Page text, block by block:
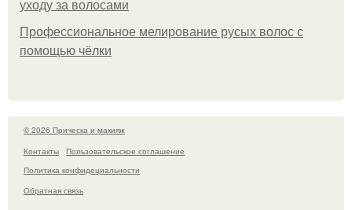
уходу за волосами
Профессиональное мелирование русых волос с
помощью чёлки
© 2026 Прическа и макияж
Контакты
Пользовательское соглашение
Политика конфидециальности
Обратная связь